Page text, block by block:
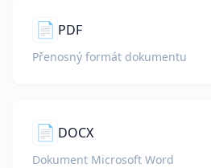
📄 PDF
Přenosný formát dokumentu
📄 DOCX
Dokument Microsoft Word